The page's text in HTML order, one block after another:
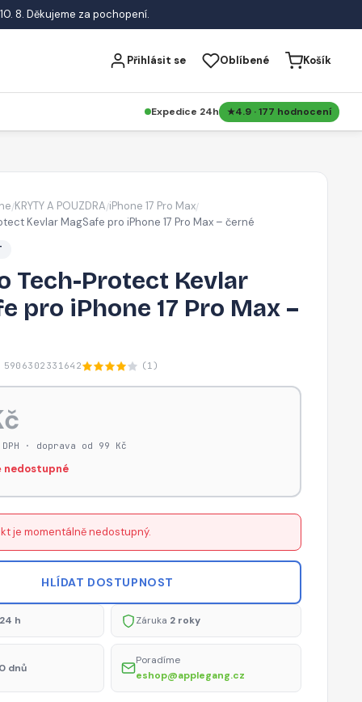
8. Děkujeme za pochopení.
Přihlásit se Oblíbené Košík
Expedice 24h 4.9 · 177 hodnocení
/KRYTY A POUZDRA/iPhone 17 Pro Max/
Kevlar MagSafe pro iPhone 17 Pro Max – černé
Tech-Protect Kevlar
pro iPhone 17 Pro Max –
(1)
· doprava od 99 Kč
nedostupné
je momentálně nedostupný.
HLÍDAT DOSTUPNOST
h Záruka 2 roky
dnů
Poradíme
eshop@applegang.cz